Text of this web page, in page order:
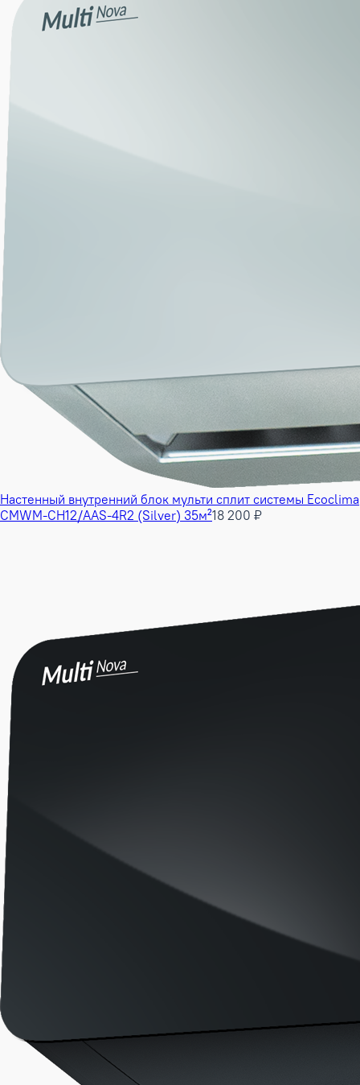
Настенный внутренний блок мульти сплит системы Ecoclima
CMWM-CH12/AAS-4R2 (Silver) 35м²18 200 ₽